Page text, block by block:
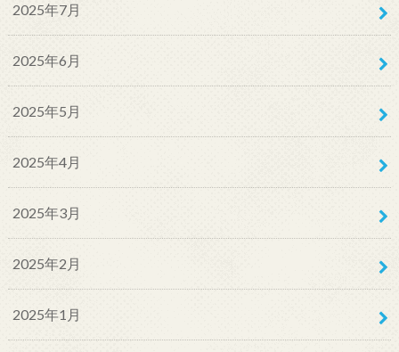
2025年7月
2025年6月
2025年5月
2025年4月
2025年3月
2025年2月
2025年1月